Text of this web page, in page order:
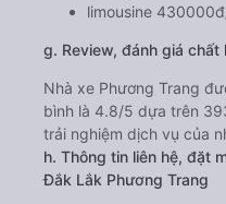
limousine
g. Review, đánh giá
Nhà xe Phương Trang
bình là 4.8/5 dựa trên
trải nghiệm dịch vụ của
h. Thông tin liên hệ, đặt
Đắk Lắk Phương Trang